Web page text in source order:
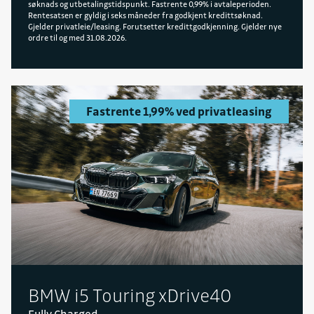
søknads og utbetalingstidspunkt. Fastrente 0,99% i avtaleperioden.
Rentesatsen er gyldig i seks måneder fra godkjent kredittsøknad.
Gjelder privatleie/leasing. Forutsetter kredittgodkjenning. Gjelder nye
ordre til og med 31.08.2026.
Fastrente 1,99% ved privatleasing
BMW i5 Touring xDrive40